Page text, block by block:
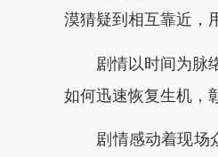
漠猜疑到相互靠近，
剧情以时间为脉络
如何迅速恢复生机，
剧情感动着现场众